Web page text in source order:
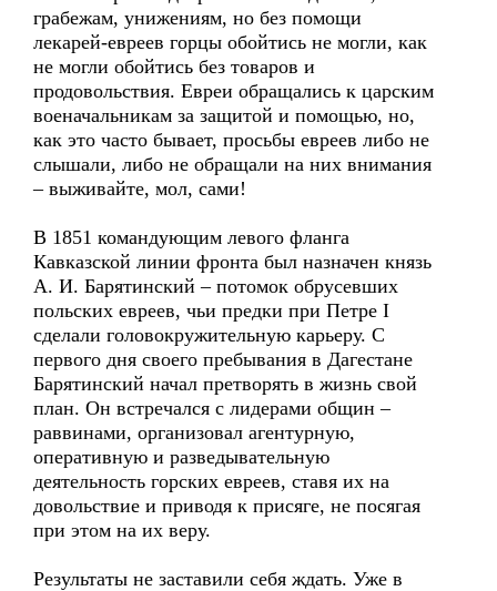
грабежам, унижениям, но без помощи
лекарей-евреев горцы обойтись не могли, как
не могли обойтись без товаров и
продовольствия. Евреи обращались к царским
военачальникам за защитой и помощью, но,
как это часто бывает, просьбы евреев либо не
слышали, либо не обращали на них внимания
– выживайте, мол, сами!
В 1851 командующим левого фланга
Кавказской линии фронта был назначен князь
А. И. Барятинский – потомок обрусевших
польских евреев, чьи предки при Петре I
сделали головокружительную карьеру. С
первого дня своего пребывания в Дагестане
Барятинский начал претворять в жизнь свой
план. Он встречался с лидерами общин –
раввинами, организовал агентурную,
оперативную и разведывательную
деятельность горских евреев, ставя их на
довольствие и приводя к присяге, не посягая
при этом на их веру.
Результаты не заставили себя ждать. Уже в